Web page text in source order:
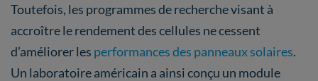
Toutefois, les programmes de recherche visant à
accroître le rendement des cellules ne cessent
d’améliorer les performances des panneaux solaires.
Un laboratoire américain a ainsi conçu un module